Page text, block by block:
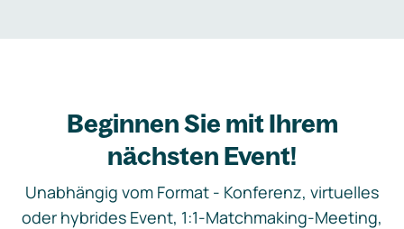
Beginnen Sie mit Ihrem
nächsten Event!
Unabhängig vom Format - Konferenz, virtuelles
oder hybrides Event, 1:1-Matchmaking-Meeting,